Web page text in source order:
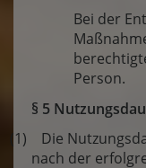
Bei der
Person.
§ 5
(1) Die
nach der